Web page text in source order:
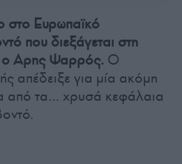
στο Ευρωπαϊκό
που διεξάγεται στη
ο Αρης Ψαρρός. Ο
απέδειξε για μία ακόμη
από τα… χρυσά κεφάλαια